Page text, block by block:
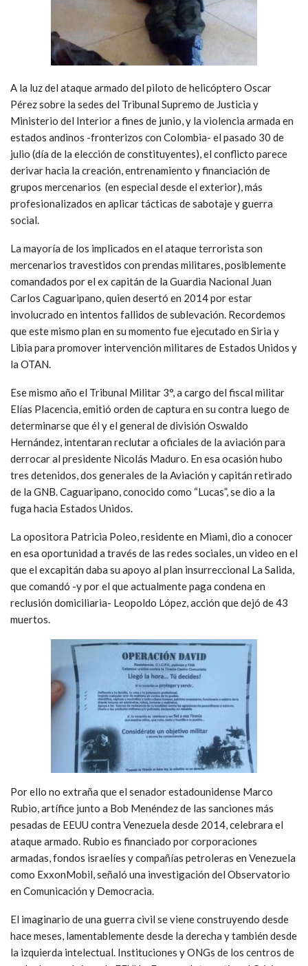
A la luz del ataque armado del piloto de helicóptero Oscar
Pérez sobre la sedes del Tribunal Supremo de Justicia y
Ministerio del Interior a fines de junio, y la violencia armada en
estados andinos -fronterizos con Colombia- el pasado 30 de
julio (día de la elección de constituyentes), el conflicto parece
derivar hacia la creación, entrenamiento y financiación de
grupos mercenarios (en especial desde el exterior), más
profesionalizados en aplicar tácticas de sabotaje y guerra
social.
La mayoría de los implicados en el ataque terrorista son
mercenarios travestidos con prendas militares, posiblemente
comandados por el ex capitán de la Guardia Nacional Juan
Carlos Caguaripano, quien desertó en 2014 por estar
involucrado en intentos fallidos de sublevación. Recordemos
que este mismo plan en su momento fue ejecutado en Siria y
Libia para promover intervención militares de Estados Unidos y
la OTAN.
Ese mismo año el Tribunal Militar 3°, a cargo del fiscal militar
Elías Placencia, emitió orden de captura en su contra luego de
determinarse que él y el general de división Oswaldo
Hernández, intentaran reclutar a oficiales de la aviación para
derrocar al presidente Nicolás Maduro. En esa ocasión hubo
tres detenidos, dos generales de la Aviación y capitán retirado
de la GNB. Caguaripano, conocido como “Lucas”, se dio a la
fuga hacia Estados Unidos.
La opositora Patricia Poleo, residente en Miami, dio a conocer
en esa oportunidad a través de las redes sociales, un video en el
que el excapitán daba su apoyo al plan insurreccional La Salida,
que comandó -y por el que actualmente paga condena en
reclusión domiciliaria- Leopoldo López, acción que dejó de 43
muertos.
Por ello no extraña que el senador estadounidense Marco
Rubio, artífice junto a Bob Menéndez de las sanciones más
pesadas de EEUU contra Venezuela desde 2014, celebrara el
ataque armado. Rubio es financiado por corporaciones
armadas, fondos israelíes y compañías petroleras en Venezuela
como ExxonMobil, señaló una investigación del Observatorio
en Comunicación y Democracia.
El imaginario de una guerra civil se viene construyendo desde
hace meses, lamentablemente desde la derecha y también desde
la izquierda intelectual. Instituciones y ONGs de los centros de